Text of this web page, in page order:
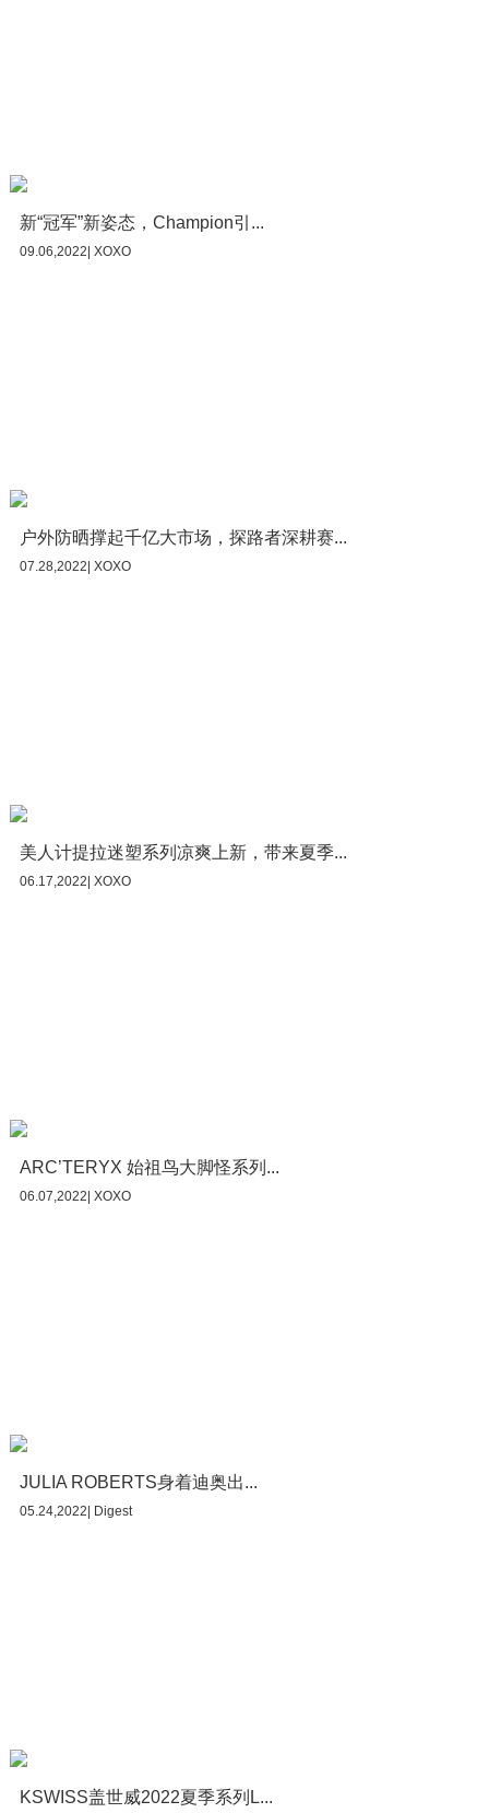
新“冠军”新姿态，Champion引...
09.06,2022| XOXO
户外防晒撑起千亿大市场，探路者深耕赛...
07.28,2022| XOXO
美人计提拉迷塑系列凉爽上新，带来夏季...
06.17,2022| XOXO
ARC’TERYX 始祖鸟大脚怪系列...
06.07,2022| XOXO
JULIA ROBERTS身着迪奥出...
05.24,2022| Digest
KSWISS盖世威2022夏季系列L...